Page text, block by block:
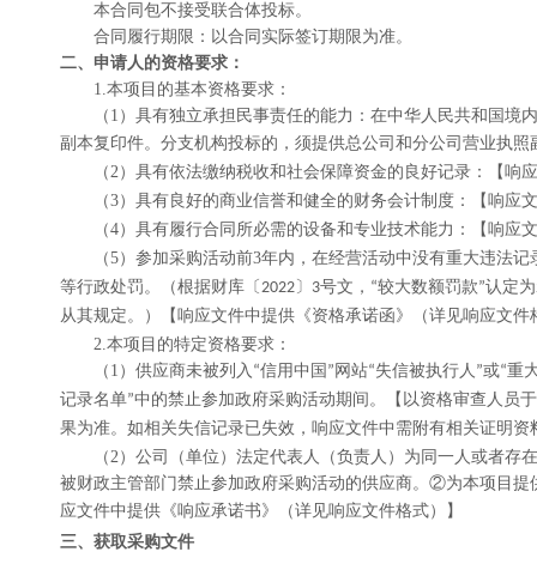
本合同包不接受联合体投标。
合同履行期限：以合同实际签订期限为准。
二、申请人的资格要求：
1.本项目的基本资格要求：
（ 1）具有独立承担民事责任的能力： 在中华人民共和国境
副本复印件。分支机构投标的，须提供总公司和分公司营业执
（2）具有依法缴纳税收和社会保障资金的良好记录： 【响应
（3）具有良好的商业信誉和健全的财务会计制度： 【响应
（4）具有履行合同所必需的设备和专业技术能力： 【响应
（5）参加采购活动前3年内，在经营活动中没有重大违法记
等行政处罚。（根据财库〔 2022 〕 3号文， “较大数额罚款”认定为
从其规定。）
【响应文件中提供《资格承诺函》（详见响应文件
2.本项目的特定资格要求：
（ 1） 供应商未被列入 “信用中国 ” 网站“失信被执行人 ”或“重
记录名单”中的禁止参加政府采购活动期间。【以资格审查人员
果为准。如相关失信记录已失效， 响应文件中需附有相关证明资
（2） 公司（单位）法定代表人（负责人）为同一人或者存
被财政主管部门禁止参加政府采购活动的供应商。 ②为本项目提
应文件中提供《响应承诺书》（详见响应文件格式）
】
三、获取采购文件